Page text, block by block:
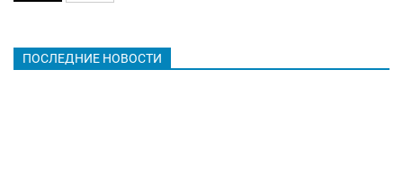
ПОСЛЕДНИЕ НОВОСТИ